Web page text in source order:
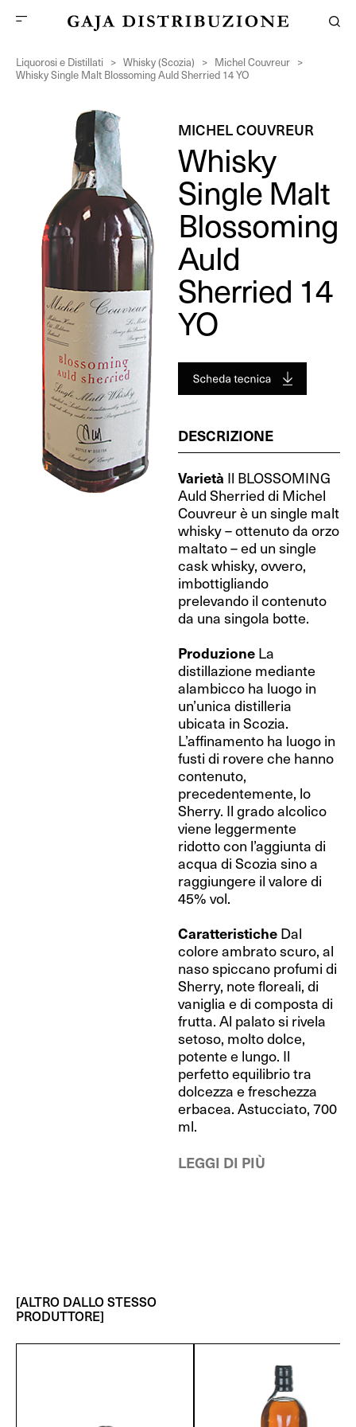
Liquorosi e Distillati > Whisky (Scozia) > Michel Couvreur >
Whisky Single Malt Blossoming Auld Sherried 14 YO
MICHEL COUVREUR
Whisky
Single Malt
Blossoming
Auld
Sherried 14
YO
DESCRIZIONE
Varietà Il BLOSSOMING
Auld Sherried di Michel
Couvreur è un single malt
whisky – ottenuto da orzo
maltato – ed un single
cask whisky, ovvero,
imbottigliando
prelevando il contenuto
da una singola botte.
Produzione La
distillazione mediante
alambicco ha luogo in
un’unica distilleria
ubicata in Scozia.
L’affinamento ha luogo in
fusti di rovere che hanno
contenuto,
precedentemente, lo
Sherry. Il grado alcolico
viene leggermente
ridotto con l’aggiunta di
acqua di Scozia sino a
raggiungere il valore di
45% vol.
Caratteristiche Dal
colore ambrato scuro, al
naso spiccano profumi di
Sherry, note floreali, di
vaniglia e di composta di
frutta. Al palato si rivela
setoso, molto dolce,
potente e lungo. Il
perfetto equilibrio tra
dolcezza e freschezza
erbacea. Astucciato, 700
ml.
LEGGI DI PIÙ
[ALTRO DALLO STESSO
PRODUTTORE]